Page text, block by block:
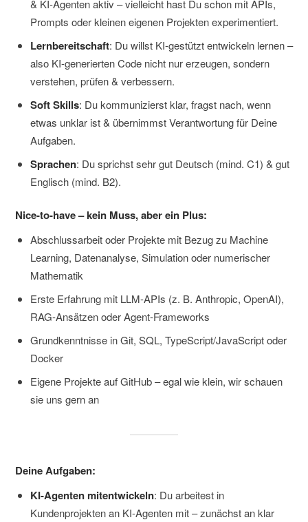
& KI-Agenten aktiv – vielleicht hast Du schon mit APIs,
Prompts oder kleinen eigenen Projekten experimentiert.
Lernbereitschaft: Du willst KI-gestützt entwickeln lernen –
also KI-generierten Code nicht nur erzeugen, sondern
verstehen, prüfen & verbessern.
Soft Skills: Du kommunizierst klar, fragst nach, wenn
etwas unklar ist & übernimmst Verantwortung für Deine
Aufgaben.
Sprachen: Du sprichst sehr gut Deutsch (mind. C1) & gut
Englisch (mind. B2).
Nice-to-have – kein Muss, aber ein Plus:
Abschlussarbeit oder Projekte mit Bezug zu Machine
Learning, Datenanalyse, Simulation oder numerischer
Mathematik
Erste Erfahrung mit LLM-APIs (z. B. Anthropic, OpenAI),
RAG-Ansätzen oder Agent-Frameworks
Grundkenntnisse in Git, SQL, TypeScript/JavaScript oder
Docker
Eigene Projekte auf GitHub – egal wie klein, wir schauen
sie uns gern an
Deine Aufgaben:
KI-Agenten mitentwickeln: Du arbeitest in
Kundenprojekten an KI-Agenten mit – zunächst an klar